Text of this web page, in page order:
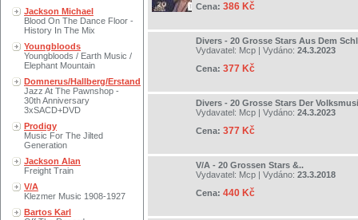
Jackson Michael
Blood On The Dance Floor -
History In The Mix
Youngbloods
Youngbloods / Earth Music /
Elephant Mountain
Domnerus/Hallberg/Erstand
Jazz At The Pawnshop -
30th Anniversary
3xSACD+DVD
Prodigy
Music For The Jilted
Generation
Jackson Alan
Freight Train
V/A
Klezmer Music 1908-1927
Bartos Karl
Cena: 386 Kč
Divers - 20 Grosse Stars Aus Dem
Vydavatel: Mcp | Vydáno: 24.3.2023
Cena: 377 Kč
Divers - 20 Grosse Stars Der
Vydavatel: Mcp | Vydáno: 24.3.2023
Cena: 377 Kč
V/A - 20 Grossen Stars &..
Vydavatel: Mcp | Vydáno: 23.3.2018
Cena: 440 Kč